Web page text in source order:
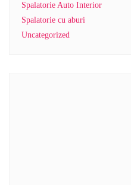
Spalatorie Auto Interior
Spalatorie cu aburi
Uncategorized